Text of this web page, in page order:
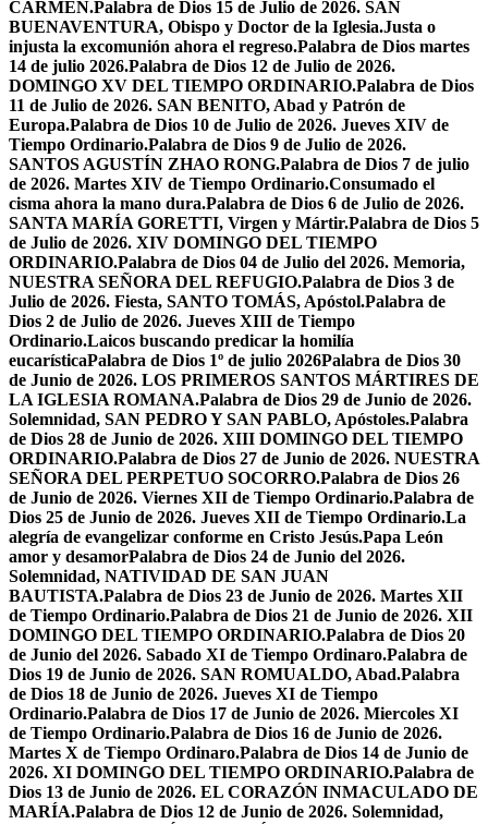
CARMEN.Palabra de Dios 15 de Julio de 2026. SAN
BUENAVENTURA, Obispo y Doctor de la Iglesia.Justa o
injusta la excomunión ahora el regreso.Palabra de Dios martes
14 de julio 2026.Palabra de Dios 12 de Julio de 2026.
DOMINGO XV DEL TIEMPO ORDINARIO.Palabra de Dios
11 de Julio de 2026. SAN BENITO, Abad y Patrón de
Europa.Palabra de Dios 10 de Julio de 2026. Jueves XIV de
Tiempo Ordinario.Palabra de Dios 9 de Julio de 2026.
SANTOS AGUSTÍN ZHAO RONG.Palabra de Dios 7 de julio
de 2026. Martes XIV de Tiempo Ordinario.Consumado el
cisma ahora la mano dura.Palabra de Dios 6 de Julio de 2026.
SANTA MARÍA GORETTI, Virgen y Mártir.Palabra de Dios 5
de Julio de 2026. XIV DOMINGO DEL TIEMPO
ORDINARIO.Palabra de Dios 04 de Julio del 2026. Memoria,
NUESTRA SEÑORA DEL REFUGIO.Palabra de Dios 3 de
Julio de 2026. Fiesta, SANTO TOMÁS, Apóstol.Palabra de
Dios 2 de Julio de 2026. Jueves XIII de Tiempo
Ordinario.Laicos buscando predicar la homilía
eucarísticaPalabra de Dios 1º de julio 2026Palabra de Dios 30
de Junio de 2026. LOS PRIMEROS SANTOS MÁRTIRES DE
LA IGLESIA ROMANA.Palabra de Dios 29 de Junio de 2026.
Solemnidad, SAN PEDRO Y SAN PABLO, Apóstoles.Palabra
de Dios 28 de Junio de 2026. XIII DOMINGO DEL TIEMPO
ORDINARIO.Palabra de Dios 27 de Junio de 2026. NUESTRA
SEÑORA DEL PERPETUO SOCORRO.Palabra de Dios 26
de Junio de 2026. Viernes XII de Tiempo Ordinario.Palabra de
Dios 25 de Junio de 2026. Jueves XII de Tiempo Ordinario.La
alegría de evangelizar conforme en Cristo Jesús.Papa León
amor y desamorPalabra de Dios 24 de Junio del 2026.
Solemnidad, NATIVIDAD DE SAN JUAN
BAUTISTA.Palabra de Dios 23 de Junio de 2026. Martes XII
de Tiempo Ordinario.Palabra de Dios 21 de Junio de 2026. XII
DOMINGO DEL TIEMPO ORDINARIO.Palabra de Dios 20
de Junio del 2026. Sabado XI de Tiempo Ordinaro.Palabra de
Dios 19 de Junio de 2026. SAN ROMUALDO, Abad.Palabra
de Dios 18 de Junio de 2026. Jueves XI de Tiempo
Ordinario.Palabra de Dios 17 de Junio de 2026. Miercoles XI
de Tiempo Ordinario.Palabra de Dios 16 de Junio de 2026.
Martes X de Tiempo Ordinaro.Palabra de Dios 14 de Junio de
2026. XI DOMINGO DEL TIEMPO ORDINARIO.Palabra de
Dios 13 de Junio de 2026. EL CORAZÓN INMACULADO DE
MARÍA.Palabra de Dios 12 de Junio de 2026. Solemnidad,